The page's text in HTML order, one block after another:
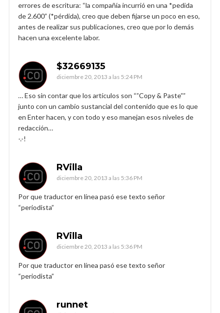
errores de escritura: “la compañía incurrió en una *pedida
de 2.600” (*pérdida), creo que deben fijarse un poco en eso,
antes de realizar sus publicaciones, creo que por lo demás
hacen una excelente labor.
$32669135
diciembre 20, 2013 a las 5:24 PM
… Eso sin contar que los artículos son “”Copy & Paste””
junto con un cambio sustancial del contenido que es lo que
en Enter hacen, y con todo y eso manejan esos niveles de
redacción…
-.-!
RVilla
diciembre 20, 2013 a las 5:36 PM
Por que traductor en línea pasó ese texto señor
“periodista”
RVilla
diciembre 20, 2013 a las 5:36 PM
Por que traductor en línea pasó ese texto señor
“periodista”
runnet